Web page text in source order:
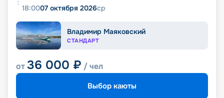
18:0007 октября 2026ср
Владимир Маяковский
СТАНДАРТ
от36 000 ₽ / чел
Выбор каюты